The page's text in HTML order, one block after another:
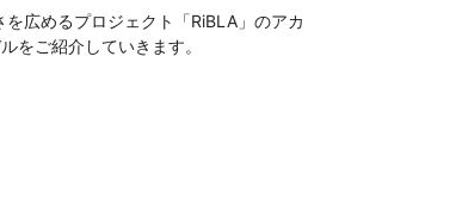
広めるプロジェクト「RiBLA」のアカ
をご紹介していきます。